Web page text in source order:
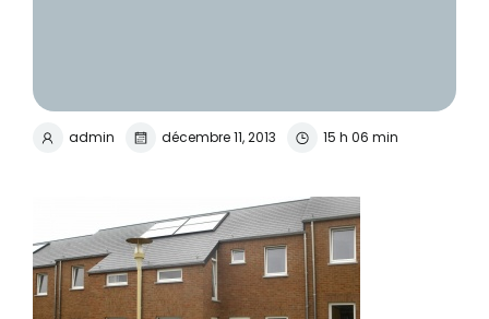
admin décembre 11, 2013 15 h 06 min